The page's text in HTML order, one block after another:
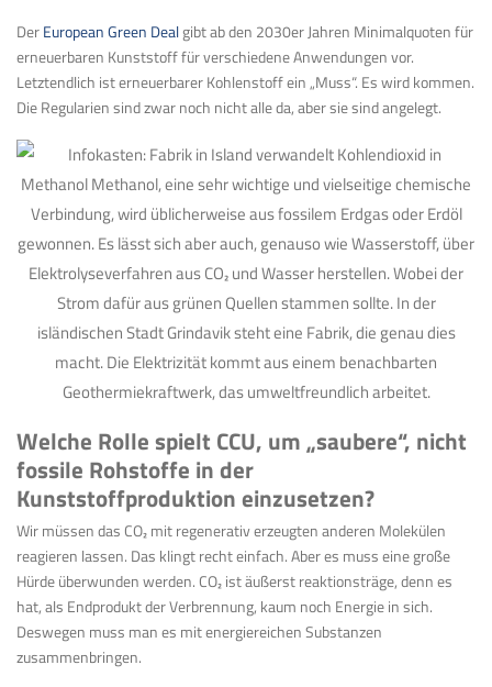
DerEuropean Green Dealgibt ab den 2030er Jahren Minimalquoten für
erneuerbaren Kunststoff für verschiedene Anwendungen vor.
Letztendlich ist erneuerbarer Kohlenstoff ein „Muss“. Es wird kommen.
Die Regularien sind zwar noch nicht alle da, aber sie sind angelegt.
Welche Rolle spielt CCU, um „saubere“, nicht
fossile Rohstoffe in der
Kunststoffproduktion einzusetzen?
Wir müssen das CO₂mit regenerativ erzeugten anderen Molekülen
reagieren lassen. Das klingt recht einfach. Aber es muss eine große
Hürde überwunden werden. CO₂ist äußerst reaktionsträge, denn es
hat, als Endprodukt der Verbrennung, kaum noch Energie in sich.
Deswegen muss man es mit energiereichen Substanzen
zusammenbringen.